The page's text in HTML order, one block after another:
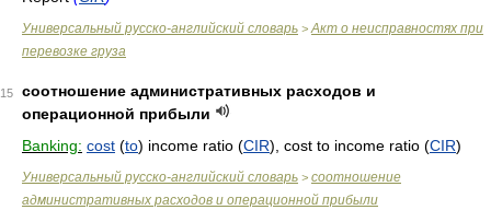
Универсальный русско-английский словарь > Акт о неисправностях при
перевозке груза
15
соотношение административных расходов и
операционной прибыли
Banking: cost (to) income ratio (CIR), cost to income ratio (CIR)
Универсальный русско-английский словарь > соотношение
административных расходов и операционной прибыли